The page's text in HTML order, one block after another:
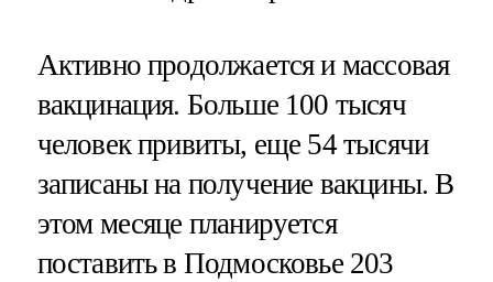
Активно продолжается и массовая
вакцинация. Больше 100 тысяч
человек привиты, еще 54 тысячи
записаны на получение вакцины. В
этом месяце планируется
поставить в Подмосковье 203